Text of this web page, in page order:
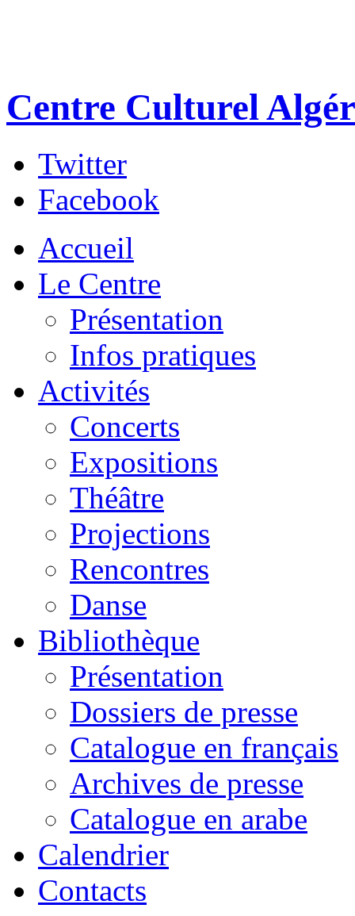
Centre Culturel
Twitter
Facebook
Accueil
Le Centre
Présentation
Infos pratiques
Activités
Concerts
Expositions
Théâtre
Projections
Rencontres
Danse
Bibliothèque
Présentation
Dossiers de presse
Catalogue en français
Archives de presse
Catalogue en arabe
Calendrier
Contacts